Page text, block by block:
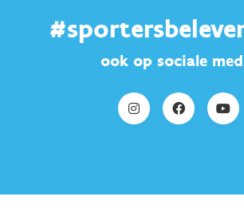
ook op sociale